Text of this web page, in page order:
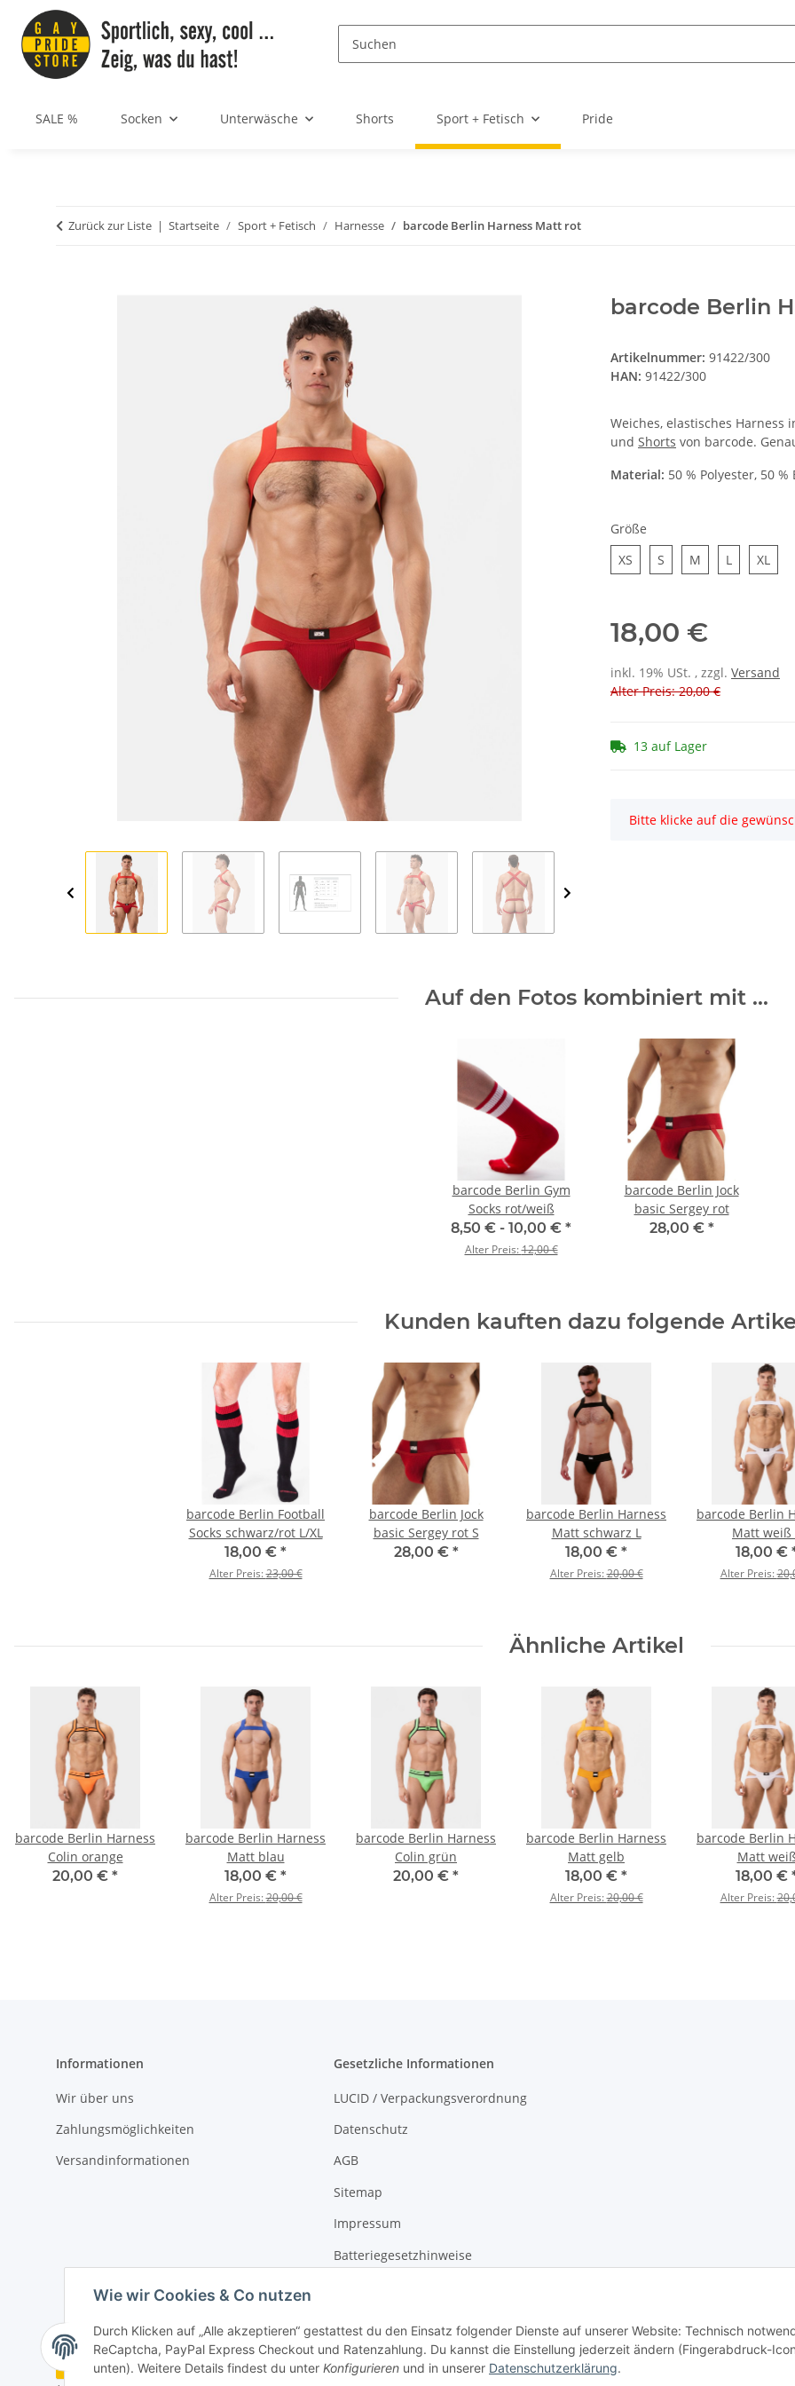
Wie wir Cookies & Co nutzen
Durch Klicken auf „Alle akzeptieren“ gestattest du den Einsatz folgender Dienste auf unserer Website: Technisch
ReCaptcha, PayPal Express Checkout und Ratenzahlung. Du kannst die Einstellung jederzeit ändern (Fingerabdruck-
unten). Weitere Details findest du unter Konfigurieren und in unserer Datenschutzerklärung.
SALE % Socken Unterwäsche Shorts Sport + Fetisch Pride
Zurück zur Liste Startseite Sport + Fetisch Harnesse barcode Berlin Harness Matt rot
barcode Berlin
Artikelnummer: 91422/300
HAN: 91422/300
Weiches, elastisches
und Shorts von barcode.
Material: 50 % Polyester, 50 %
Größe
XS
S M L XL
18,00 €
inkl. 19% USt. , zzgl. Versand
Alter Preis: 20,00 €
13 auf Lager
x
Bitte klicke auf die
Auf den Fotos kombiniert mit ...
barcode Berlin Gym
Socks rot/weiß
8,50 € - 10,00 € *
Alter Preis:12,00 €
barcode Berlin Jock
basic Sergey rot
28,00 € *
Kunden kauften dazu folgende
barcode Berlin Football
Socks schwarz/rot L/XL
18,00 € *
Alter Preis:23,00 €
barcode Berlin Jock
basic Sergey rot S
28,00 € *
barcode Berlin Harness
Matt schwarz L
18,00 € *
Alter Preis:20,00 €
barcode Berlin
Matt weiß
18,00 €
Alter Preis:
Ähnliche Artikel
barcode Berlin Harness
Colin orange
20,00 € *
barcode Berlin Harness
Matt blau
18,00 € *
Alter Preis:20,00 €
barcode Berlin Harness
Colin grün
20,00 € *
barcode Berlin Harness
Matt gelb
18,00 € *
Alter Preis:20,00 €
barcode Berlin
Matt weiß
18,00 €
Alter Preis:
Informationen
Wir über uns
Zahlungsmöglichkeiten
Versandinformationen
Gesetzliche Informationen
LUCID / Verpackungsverordnung
Datenschutz
AGB
Sitemap
Impressum
Batteriegesetzhinweise
Vertrag widerrufen